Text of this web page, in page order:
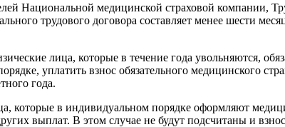
Нацио­нальной медицинской страховой компании,
трудового договора составляет менее шес­ти
лица, которые в течение года увольняются,
уплатить взнос обязательного медицинского
года.
которые в индивидуальном порядке оформляют
выплат. В этом случае не будут подсчи­таны и